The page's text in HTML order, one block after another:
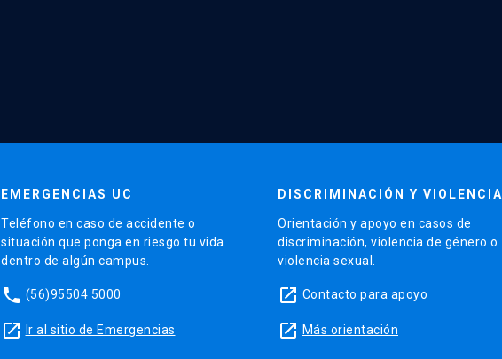
EMERGENCIAS UC
Teléfono en caso de accidente o
situación que ponga en riesgo tu vida
dentro de algún campus.
phone (56)95504 5000
launch Ir al sitio de Emergencias
DISCRIMINACIÓN Y VIOLENCIA
Orientación y apoyo en casos de
discriminación, violencia de género o
violencia sexual.
launch Contacto para apoyo
launch Más orientación